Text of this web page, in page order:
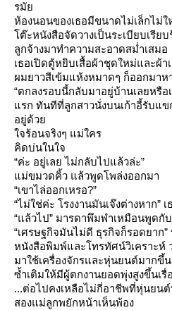
รมั
ห้องนอนของเธอมีขนาดไม่เล็กไม่
ต๊ะหนังสือจัดวางเป็นระเบียบเรีย
ลูกจ้างมาทำความสะอาดสม่ำเสมอ
เธอเปิดตู้หยิบเสื้อผ้าชุดใหม่และผ้
ผมยาวสีเข้มแห้งหมาดๆ ก็ออกมา
“ตกลงรอบนี้กลับมาอยู่บ้านเลยหรือ
รก ทันทีที่ลูกสาวนั่งบนเก้าอี้รับแข
อยู่ด้ว
จร้อนจริงๆ แม่ใคร
คิดบ่นในใจ
“ค่ะ อยู่เลย ไม่กลับไปแล้วล่ะ”
ม่ขมวดคิ้ว แล้วพูดโพล่งออกมา
“เขาไล่ออกเหรอ?”
“ไม่ใช่ค่ะ โรงงานมันเจ๊งต่างหาก”
“แล้วไป” มารดาพึมพำเหมือนพูดกับ
“เศรษฐกิจมันไม่ดี ธุรกิจก็รอดยาก
หนังสือพิมพ์และโทรทัศน์วิเคราะ
มาใช้เครื่องจักรและหุ่นยนต์มากขึ้
ซ้ำเติมให้มีผู้ตกงานยอดพุ่งสูงขึ้นเรื่
...ต่อไปคงเหลือไม่กี่อาชีพที่หุ่นยน
สองแม่ลูกพยักหน้าเห็นพ้อง